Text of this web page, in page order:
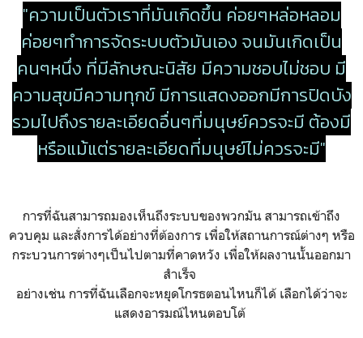
"ความเป็นตัวเราที่มันเกิดขึ้น ค่อยๆหล่อหลอม
ค่อยๆทำการจัดระบบตัวมันเอง จนมันเกิดเป็น
คนๆหนึ่ง ที่มีลักษณะนิสัย มีความชอบไม่ชอบ มี
ความสุขมีความทุกข์ มีการแสดงออกมีการปิดบัง
รวมไปถึงรายละเอียดอื่นๆที่มนุษย์ควรจะมี ต้องมี
หรือแม้แต่รายละเอียดที่มนุษย์ไม่ควรจะมี"
การที่ฉันสามารถมองเห็นถึงระบบของพวกมัน สามารถเข้าถึง
ควบคุม และสั่งการได้อย่างที่ต้องการ เพื่อให้สถานการณ์ต่างๆ หรือ
กระบวนการต่างๆเป็นไปตามที่คาดหวัง เพื่อให้ผลงานนั้นออกมา
สำเร็จ
อย่างเช่น การที่ฉันเลือกจะหยุดโกรธตอนไหนก็ได้ เลือกได้ว่าจะ
แสดงอารมณ์ไหนตอบโต้